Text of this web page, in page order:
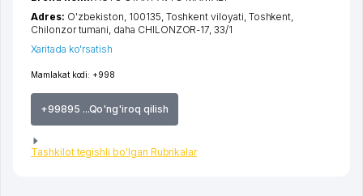
Mamlakat kodi: +998
+99895 ...Qo'ng'iroq qilish
Tashkilot tegishli bo'lgan Rubrikalar
Adres: O'zbekiston, 100135, Toshkent viloyati, Toshkent,
Chilonzor tumani, daha CHILONZOR-17, 33/1
Xaritada ko'rsatish